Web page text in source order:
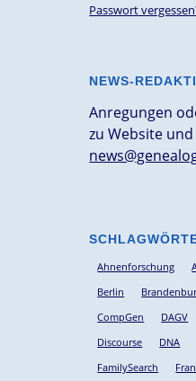
Passwort
NEWS-
Anregungen
zu Website
Ahnenforschung
Berlin
CompGen
DAGV
Discourse
DNA
FamilySearch